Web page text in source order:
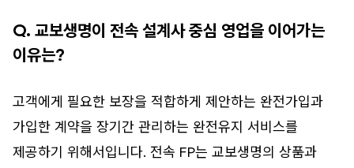
Q. 교보생명이 전속 설계사 중심 영업을 이어가는
이유는?
고객에게 필요한 보장을 적합하게 제안하는 완전가입과
가입한 계약을 장기간 관리하는 완전유지 서비스를
제공하기 위해서입니다. 전속 FP는 교보생명의 상품과